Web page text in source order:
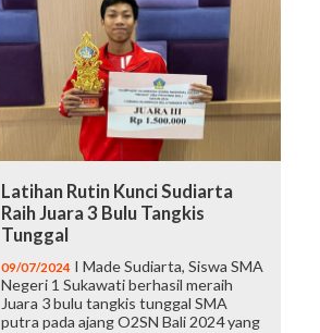
Latihan Rutin Kunci Sudiarta
Raih Juara 3 Bulu Tangkis
Tunggal
09/07/2024 I Made Sudiarta, Siswa SMA
Negeri 1 Sukawati berhasil meraih
Juara 3 bulu tangkis tunggal SMA
putra pada ajang O2SN Bali 2024 yang